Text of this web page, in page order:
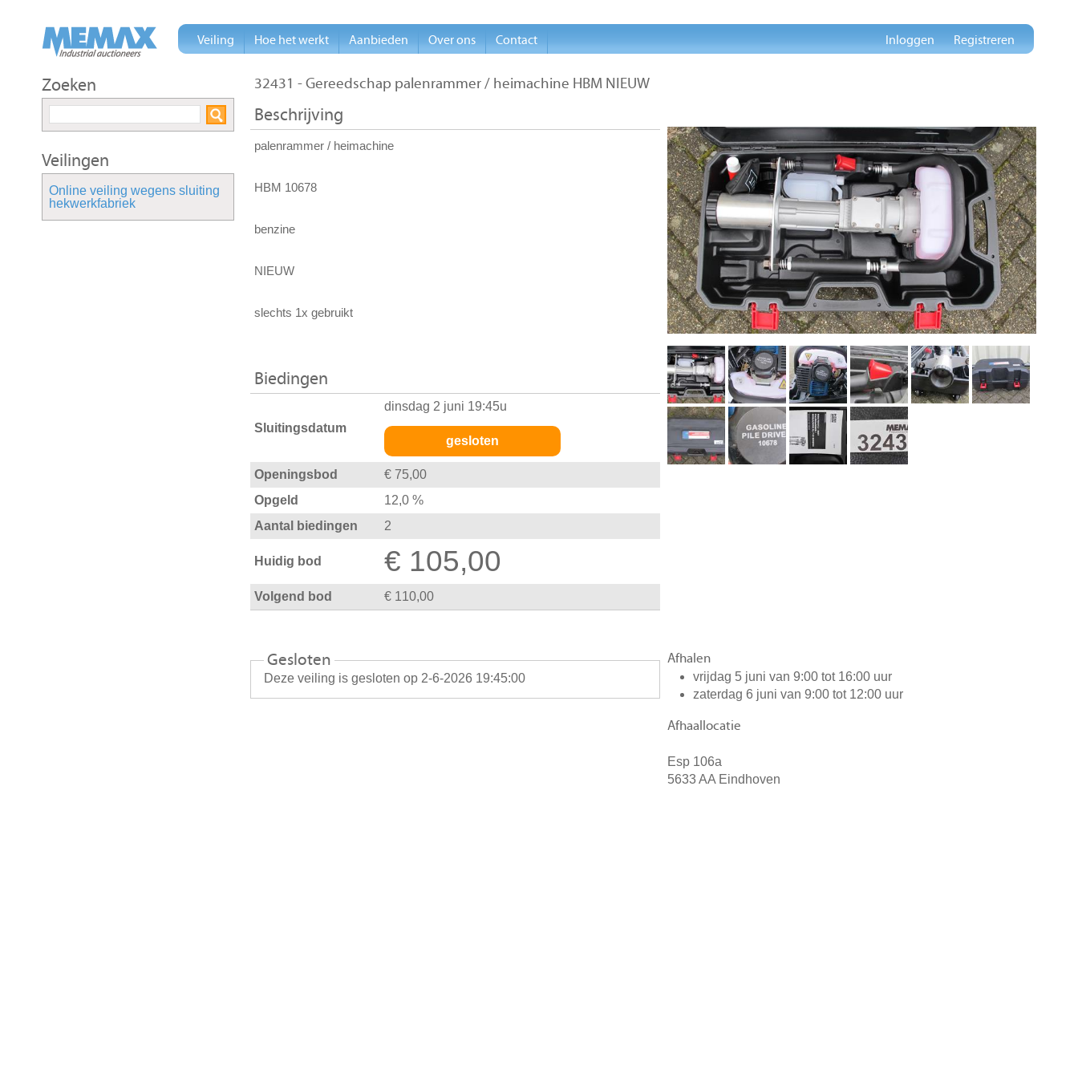
32431 - Gereedschap palenrammer / heimachine HBM NIEUW
Beschrijving
palenrammer / heimachine
HBM 10678
benzine
NIEUW
slechts 1x gebruikt
Biedingen
Sluitingsdatum
dinsdag 2 juni 19:45u
gesloten
Openingsbod
€ 75,00
Opgeld
12,0 %
Aantal biedingen
2
Huidig bod € 105,00
Volgend bod € 110,00
Gesloten
Deze veiling is gesloten op 2-6-2026 19:45:00
Afhalen
vrijdag 5 juni van 9:00 tot 16:00 uur
zaterdag 6 juni van 9:00 tot 12:00 uur
Afhaallocatie
Esp 106a
5633 AA Eindhoven
Zoeken
Veilingen
Online veiling wegens sluiting
hekwerkfabriek
Veiling Hoe het werkt Aanbieden Over ons Contact Inloggen Registreren